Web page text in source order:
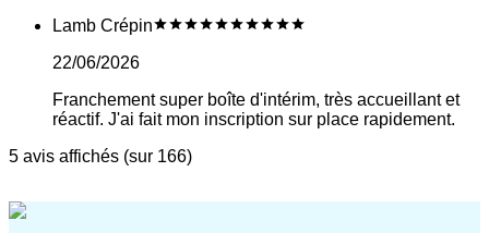
Lamb Crépin
22/06/2026
Franchement super boîte d'intérim, très accueillant et
réactif. J'ai fait mon inscription sur place rapidement.
5 avis affichés (sur 166)